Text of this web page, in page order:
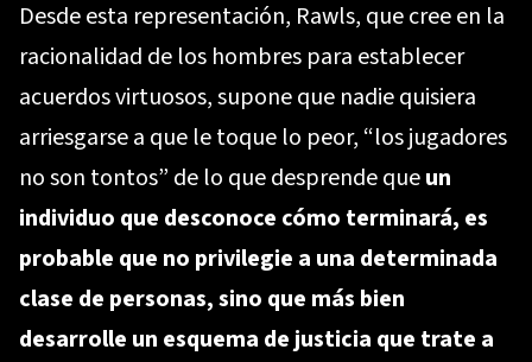
Desde esta representación, Rawls, que cree en la
racionalidad de los hombres para establecer
acuerdos virtuosos, supone que nadie quisiera
arriesgarse a que le toque lo peor, “los jugadores
no son tontos” de lo que desprende queun
individuo que desconoce cómo terminará, es
probable que no privilegie a una determinada
clase de personas, sino que más bien
desarrolle un esquema de justicia que trate a